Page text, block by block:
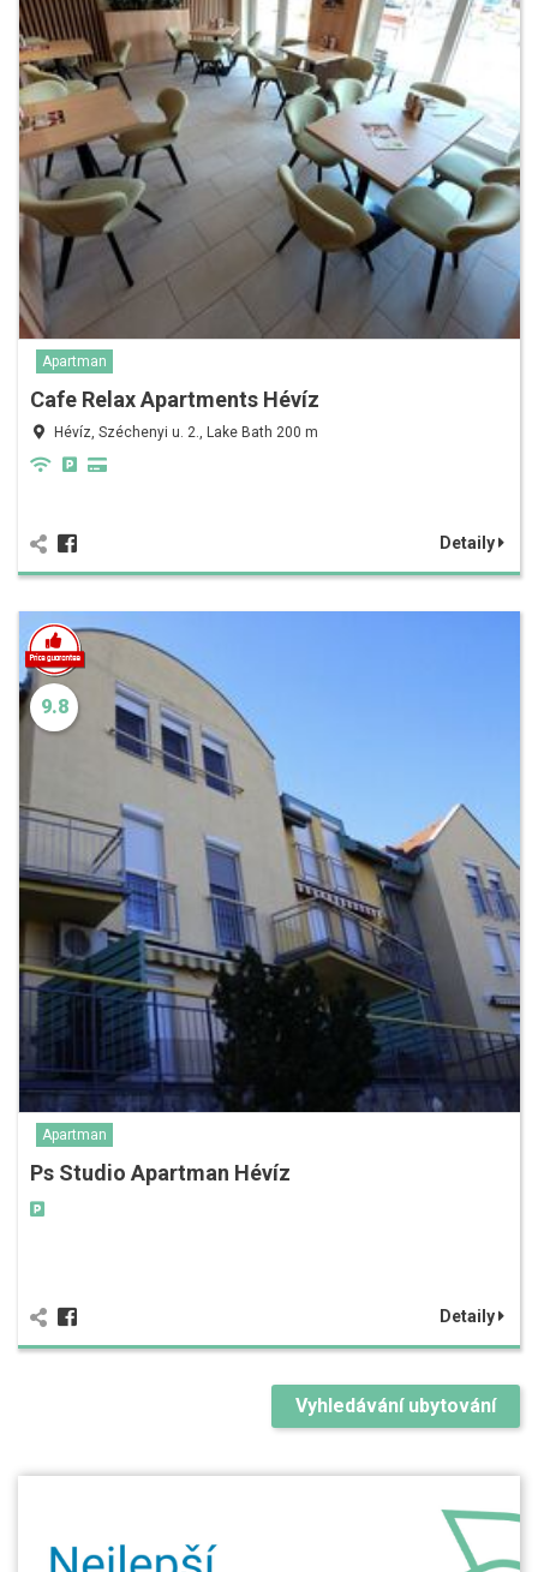
Apartman
Cafe Relax Apartments Hévíz
Hévíz, Széchenyi u. 2., Lake Bath 200 m
Detaily
9.8
Apartman
Ps Studio Apartman Hévíz
Detaily
Vyhledávání ubytování